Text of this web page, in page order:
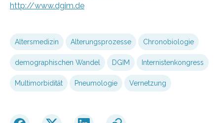
http://www.dgim.de
Altersmedizin Alterungsprozesse Chronobiologie
demographischen Wandel DGIM Internistenkongress
Multimorbidität Pneumologie Vernetzung